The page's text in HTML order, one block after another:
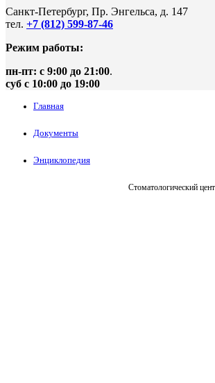
Санкт-Петербург, Пр. Энгельса, д. 147
тел. +7 (812) 599-87-46
Режим работы:
пн-пт: с 9:00 до 21:00.
суб с 10:00 до 19:00
Главная
Документы
Энциклопедия
Стоматологический